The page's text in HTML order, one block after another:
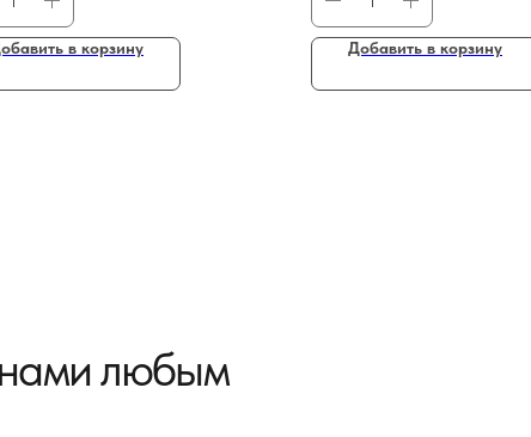
в корзину Добавить в корзину
нами любым